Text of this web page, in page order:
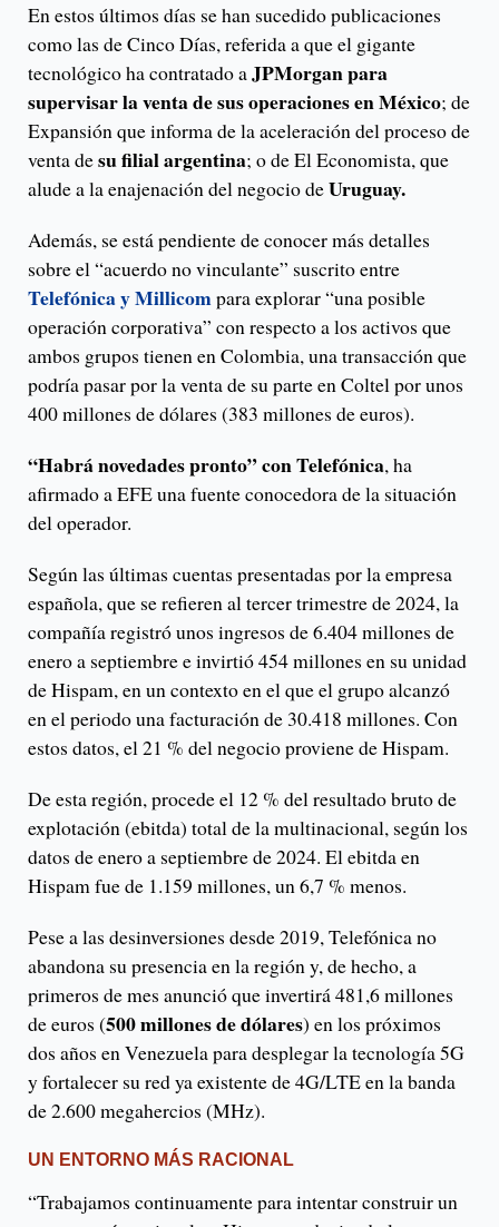
En estos últimos días se han sucedido publicaciones
como las de Cinco Días, referida a que el gigante
tecnológico ha contratado aJPMorgan para
supervisar la venta de sus operaciones en México; de
Expansión que informa de la aceleración del proceso de
venta desu filial argentina; o de El Economista, que
alude a la enajenación del negocio deUruguay.
Además, se está pendiente de conocer más detalles
sobre el “acuerdo no vinculante” suscrito entre
Telefónica y Millicompara explorar “una posible
operación corporativa” con respecto a los activos que
ambos grupos tienen en Colombia, una transacción que
podría pasar por la venta de su parte en Coltel por unos
400 millones de dólares (383 millones de euros).
“Habrá novedades pronto” con Telefónica, ha
afirmado a EFE una fuente conocedora de la situación
del operador.
Según las últimas cuentas presentadas por la empresa
española, que se refieren al tercer trimestre de 2024, la
compañía registró unos ingresos de 6.404 millones de
enero a septiembre e invirtió 454 millones en su unidad
de Hispam, en un contexto en el que el grupo alcanzó
en el periodo una facturación de 30.418 millones. Con
estos datos, el 21 % del negocio proviene de Hispam.
De esta región, procede el 12 % del resultado bruto de
explotación (ebitda) total de la multinacional, según los
datos de enero a septiembre de 2024. El ebitda en
Hispam fue de 1.159 millones, un 6,7 % menos.
Pese a las desinversiones desde 2019, Telefónica no
abandona su presencia en la región y, de hecho, a
primeros de mes anunció que invertirá 481,6 millones
de euros (500 millones de dólares) en los próximos
dos años en Venezuela para desplegar la tecnología 5G
y fortalecer su red ya existente de 4G/LTE en la banda
de 2.600 megahercios (MHz).
UN ENTORNO MÁS RACIONAL
“Trabajamos continuamente para intentar construir un